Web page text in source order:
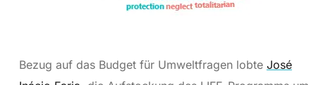
Bezug auf das Budget für Umweltfragen lobte José